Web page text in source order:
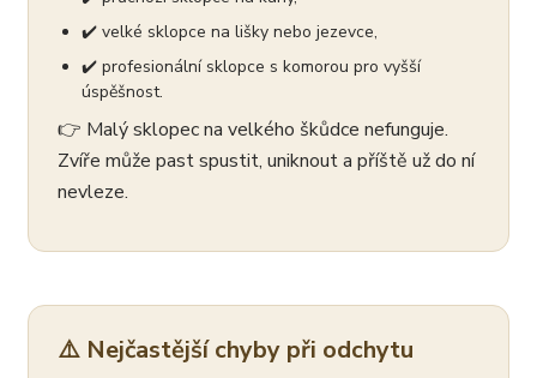
✔️ velké sklopce na lišky nebo jezevce,
✔️ profesionální sklopce s komorou pro vyšší
úspěšnost.
👉 Malý sklopec na velkého škůdce nefunguje.
Zvíře může past spustit, uniknout a příště už do ní
nevleze.
⚠️ Nejčastější chyby při odchytu